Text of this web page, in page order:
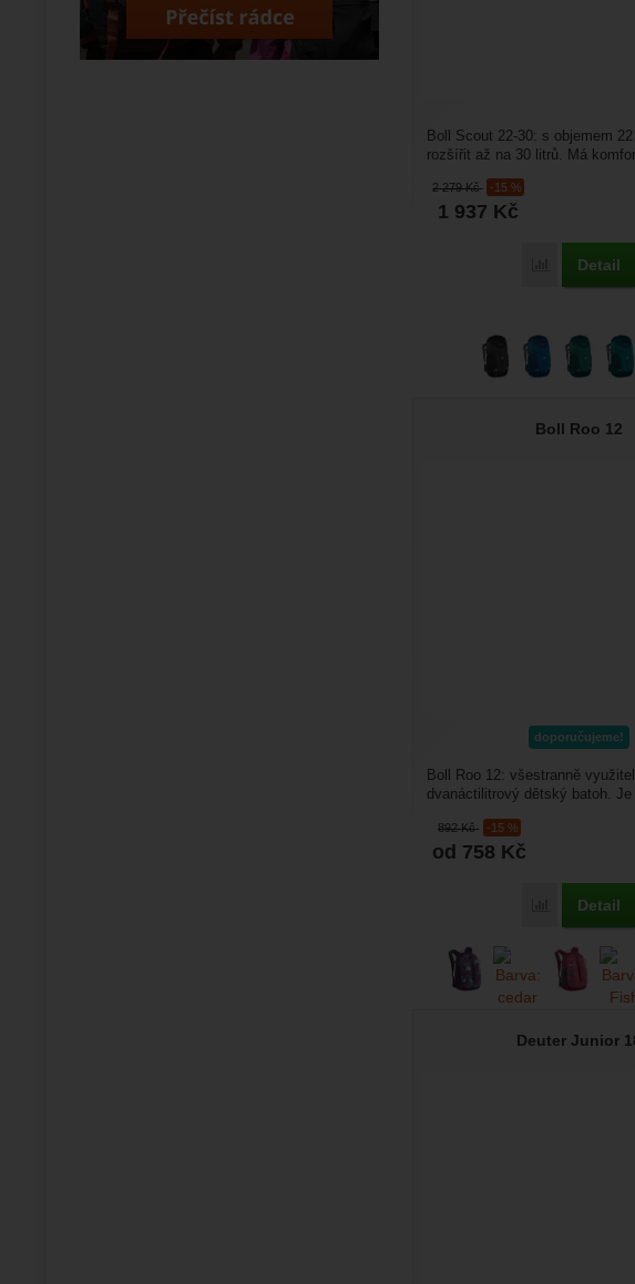
2 279Kč -15 %
1 937 Kč
Přidat 'Boll
Detail
Boll Scout 22-30: s objemem
rozšířit až na 30 litrů. Má
Boll Roo 12
doporučujeme!
892Kč -15 %
od 758 Kč
Přidat 'Boll
Detail
Boll Roo 12: všestranně
dvanáctilitrový dětský batoh. Je
Deuter Junior